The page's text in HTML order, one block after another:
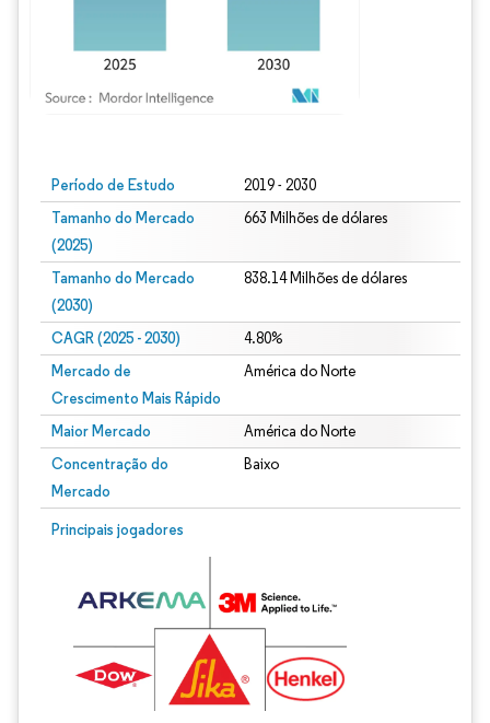
Período de Estudo 2019 - 2030
Tamanho do Mercado
(2025)
663 Milhões de dólares
Tamanho do Mercado
(2030)
838.14 Milhões de dólares
CAGR (2025 - 2030) 4.80%
Mercado de
Crescimento Mais Rápido
América do Norte
Maior Mercado América do Norte
Concentração do
Mercado
Baixo
Principais jogadores